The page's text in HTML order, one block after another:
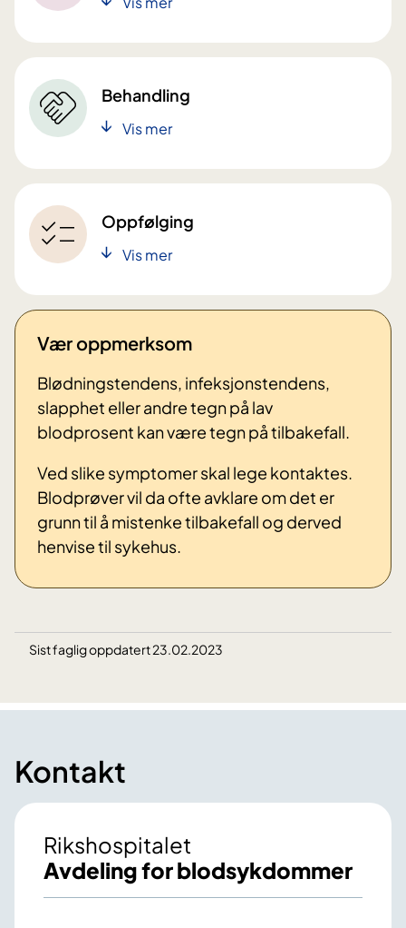
Behandling
Vis mer
Oppfølging
Vis mer
Vær oppmerksom
Blødningstendens, infeksjonstendens,
slapphet eller andre tegn på lav
blodprosent kan være tegn på tilbakefall.
Ved slike symptomer skal lege kontaktes.
Blodprøver vil da ofte avklare om det er
grunn til å mistenke tilbakefall og derved
henvise til sykehus.
Sist faglig oppdatert 23.02.2023
Kontakt
Rikshospitalet
Avdeling for blodsykdommer